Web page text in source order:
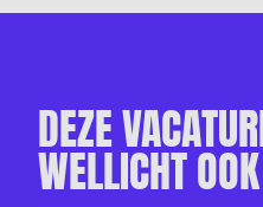
DEZE
WELLICHT